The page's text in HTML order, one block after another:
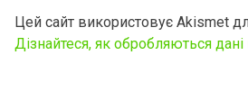
Цей сайт використовує Akismet
Дізнайтеся, як обробляються